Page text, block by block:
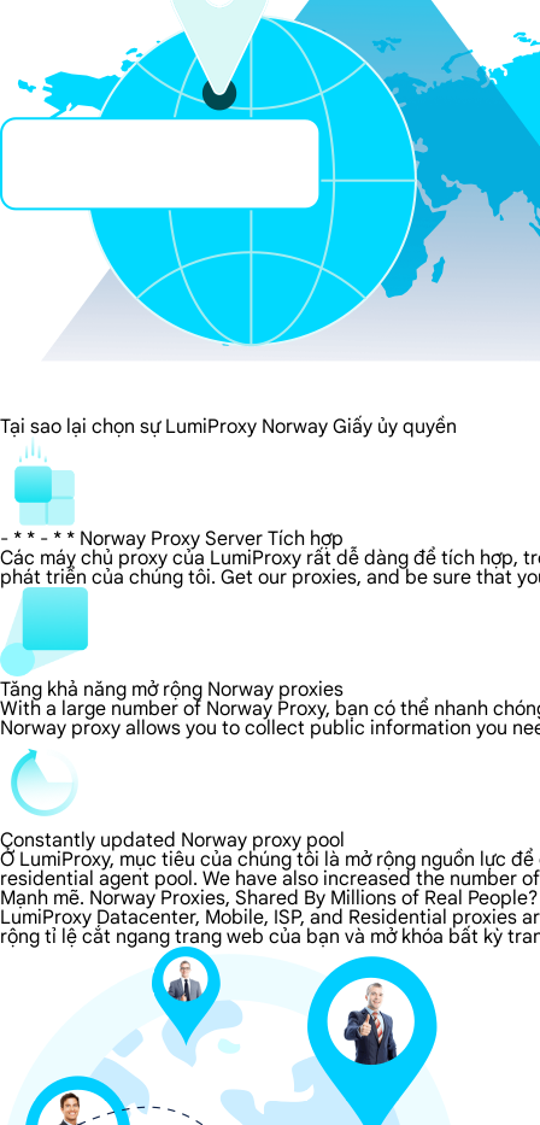
Tại sao lại chọn sự LumiProxy Norway Giấy ủy quyền
- * * - * * Norway Proxy Server Tích hợp
Các máy chủ proxy của LumiProxy rất dễ dàng để tích hợp,
phát triển của chúng tôi. Get our proxies, and be sure that
Tăng khả năng mở rộng Norway proxies
With a large number of Norway Proxy, bạn có thể nhanh
Norway proxy allows you to collect public information you
Constantly updated Norway proxy pool
Ở LumiProxy, mục tiêu của chúng tôi là mở rộng nguồn lực
residential agent pool. We have also increased the number
Mạnh mẽ. Norway Proxies, Shared By Millions of Real People?
LumiProxy Datacenter, Mobile, ISP, and Residential proxies
rộng tỉ lệ cắt ngang trang web của bạn và mở khóa bất kỳ